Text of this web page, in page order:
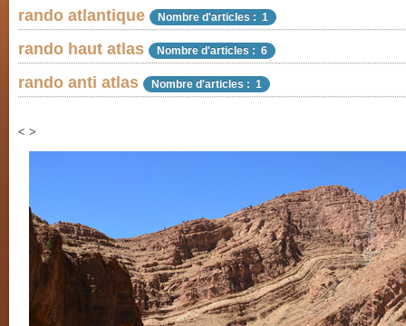
rando atlantique Nombre d'articles : 1
rando haut atlas Nombre d'articles : 6
rando anti atlas Nombre d'articles : 1
< >